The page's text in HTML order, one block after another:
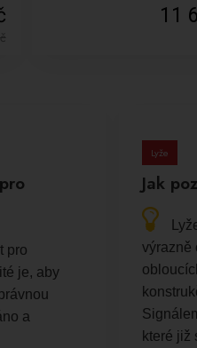
11
pro
je, aby
a
Lyže
Jak
výrazně
které již